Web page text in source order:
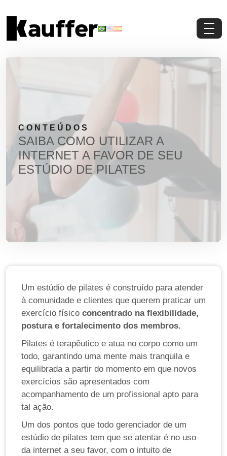
Contato
Materiais Gratuitos
Solicite um Orçamento
CONTEÚDOS
SAIBA COMO UTILIZAR A
INTERNET A FAVOR DE SEU
ESTÚDIO DE PILATES
Um estúdio de pilates é construído para atender
à comunidade e clientes que querem praticar um
exercício físico concentrado na flexibilidade,
postura e fortalecimento dos membros.
Pilates é terapêutico e atua no corpo como um
todo, garantindo uma mente mais tranquila e
equilibrada a partir do momento em que novos
exercícios são apresentados com
acompanhamento de um profissional apto para
tal ação.
Um dos pontos que todo gerenciador de um
estúdio de pilates tem que se atentar é no uso
da internet a seu favor, com o intuito de